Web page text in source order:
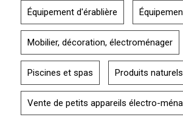
Équipement d'érablière
Mobilier, décoration, électroménager
Piscines et spas Produits naturels
Vente de petits appareils électro-